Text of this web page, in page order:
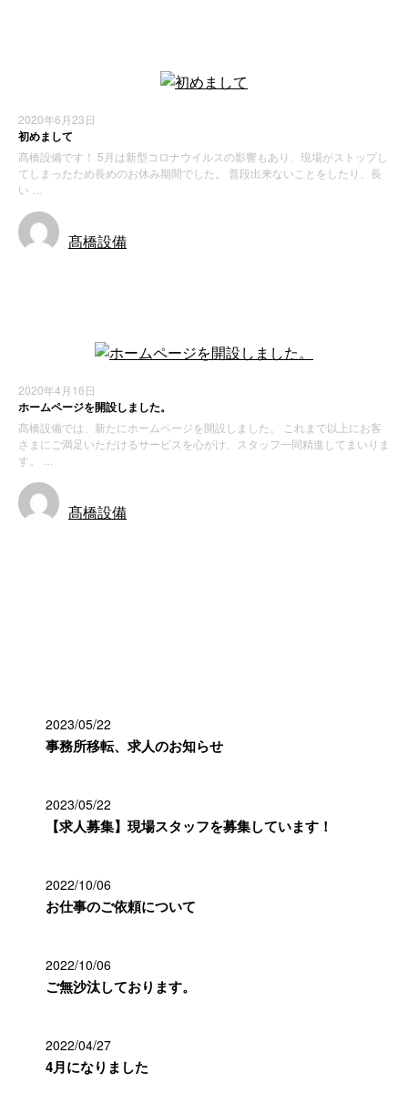
2020年6月23日
初めまして
髙橋設備です！ 5月は新型コロナウイルスの影響もあり、現場がストップし
てしまったため長めのお休み期間でした。 普段出来ないことをしたり、長
い …
髙橋設備
2020年4月16日
ホームページを開設しました。
髙橋設備では、新たにホームページを開設しました。 これまで以上にお客
さまにご満足いただけるサービスを心がけ、スタッフ一同精進してまいりま
す。 …
髙橋設備
2023/05/22
事務所移転、求人のお知らせ
2023/05/22
【求人募集】現場スタッフを募集しています！
2022/10/06
お仕事のご依頼について
2022/10/06
ご無沙汰しております。
2022/04/27
4月になりました